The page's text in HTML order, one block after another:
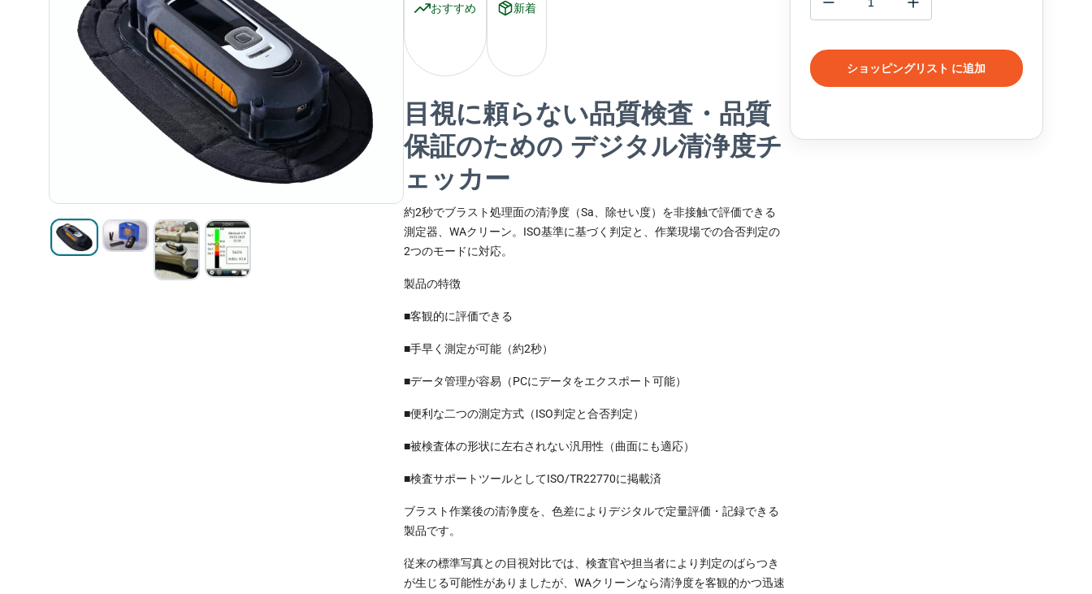
おすすめ 新着
目視に頼らない品質検査・品質
保証のための デジタル清浄度チ
ェッカー
約2秒でブラスト処理面の清浄度（Sa、除せい度）を非接触で評価できる
測定器、WAクリーン。ISO基準に基づく判定と、作業現場での合否判定の
2つのモードに対応。
製品の特徴
■客観的に評価できる
■手早く測定が可能（約2秒）
■データ管理が容易（PCにデータをエクスポート可能）
■便利な二つの測定方式（ISO判定と合否判定）
■被検査体の形状に左右されない汎用性（曲面にも適応）
■検査サポートツールとしてISO/TR22770に掲載済
ブラスト作業後の清浄度を、色差によりデジタルで定量評価・記録できる
製品です。
従来の標準写真との目視対比では、検査官や担当者により判定のばらつき
が生じる可能性がありましたが、WAクリーンなら清浄度を客観的かつ迅速
ショッピングリスト に追加